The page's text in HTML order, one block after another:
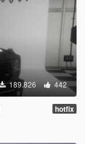
189.826 442
hotfix